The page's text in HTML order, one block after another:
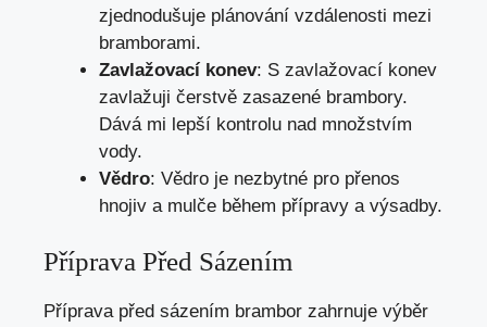
zjednodušuje plánování vzdálenosti mezi
bramborami.
Zavlažovací konev: S zavlažovací konev
zavlažuji čerstvě zasazené brambory.
Dává mi lepší kontrolu nad množstvím
vody.
Vědro: Vědro je nezbytné pro přenos
hnojiv a mulče během přípravy a výsadby.
Příprava Před Sázením
Příprava před sázením brambor zahrnuje výběr